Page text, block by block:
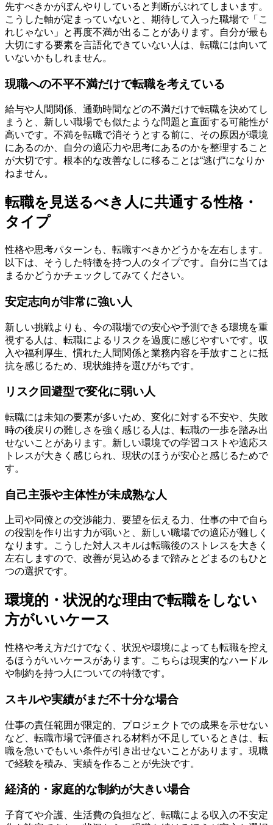
先すべきかがぼんやりしていると判断がぶれてしまいます。
こうした軸が定まっていないと、期待して入った職場で「こ
れじゃない」と再度不満が出ることがあります。自分が最も
大切にする要素を言語化できていない人は、転職には向いて
いないかもしれません。
現職への不平不満だけで転職を考えている
給与や人間関係、通勤時間などの不満だけで転職を決めてし
まうと、新しい職場でも似たような問題と直面する可能性が
高いです。不満を転職で消そうとする前に、その原因が環境
にあるのか、自分の適応力や思考にあるのかを整理すること
が大切です。根本的な改善なしに移ることは“逃げ“になりか
ねません。
転職を見送るべき人に共通する性格・
タイプ
性格や思考パターンも、転職すべきかどうかを左右します。
以下は、そうした特徴を持つ人のタイプです。自分に当ては
まるかどうかチェックしてみてください。
安定志向が非常に強い人
新しい挑戦よりも、今の職場での安心や予測できる環境を重
視する人は、転職によるリスクを過度に感じやすいです。収
入や福利厚生、慣れた人間関係と業務内容を手放すことに抵
抗を感じるため、現状維持を選びがちです。
リスク回避型で変化に弱い人
転職には未知の要素が多いため、変化に対する不安や、失敗
時の後戻りの難しさを強く感じる人は、転職の一歩を踏み出
せないことがあります。新しい環境での学習コストや適応ス
トレスが大きく感じられ、現状のほうが安心と感じるためで
す。
自己主張や主体性が未成熟な人
上司や同僚との交渉能力、要望を伝える力、仕事の中で自ら
の役割を作り出す力が弱いと、新しい職場での適応が難しく
なります。こうした対人スキルは転職後のストレスを大きく
左右しますので、改善が見込めるまで踏みとどまるのもひと
つの選択です。
環境的・状況的な理由で転職をしない
方がいいケース
性格や考え方だけでなく、状況や環境によっても転職を控え
るほうがいいケースがあります。こちらは現実的なハードル
や制約を持つ人についての特徴です。
スキルや実績がまだ不十分な場合
仕事の責任範囲が限定的、プロジェクトでの成果を示せない
など、転職市場で評価される材料が不足しているときは、転
職を急いでもいい条件が引き出せないことがあります。現職
で経験を積み、実績を作ることが先決です。
経済的・家庭的な制約が大きい場合
子育てや介護、生活費の負担など、転職による収入の不安定